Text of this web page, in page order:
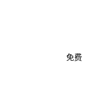
免费